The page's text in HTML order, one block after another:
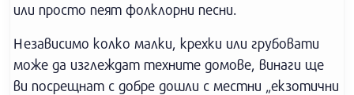
или просто пеят фолклорни песни.
Независимо колко малки, крехки или грубовати
може да изглеждат техните домове, винаги ще
ви посрещнат с добре дошли с местни „екзотични